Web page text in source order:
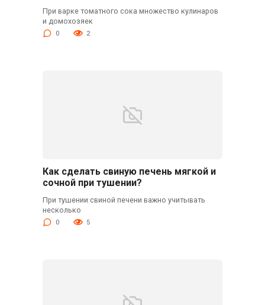
При варке томатного сока множество кулинаров
и домохозяек
0 2
Как сделать свиную печень мягкой и
сочной при тушении?
При тушении свиной печени важно учитывать
несколько
0 5